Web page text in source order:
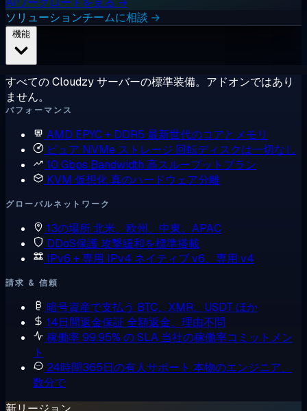
ソリューションチームに相談 →
すべての Cloudzy サーバーの標準装備。アドオンではあり
ません。
パフォーマンス
AMD EPYC + DDR5 最新世代のコアとメモリ
ピュア NVMe ストレージ 回転ディスクは一切なし
10 Gbps Bandwidth 高スループットプラン
KVM 仮想化真のハードウェア分離
グローバルネットワーク
13の場所北米、欧州、中東、APAC
DDoS保護攻撃緩和を標準搭載
IPv6 + 専用 IPv4 ネイティブ v6、専用 v4
請求 & 信頼
暗号資産で支払う BTC、XMR、USDT ほか
14日間返金保証 全額返金、理由不問
稼働率 99.95% の SLA 当社の稼働率コミットメン
ト
24時間365日の有人サポート 本物のエンジニア、
数分で